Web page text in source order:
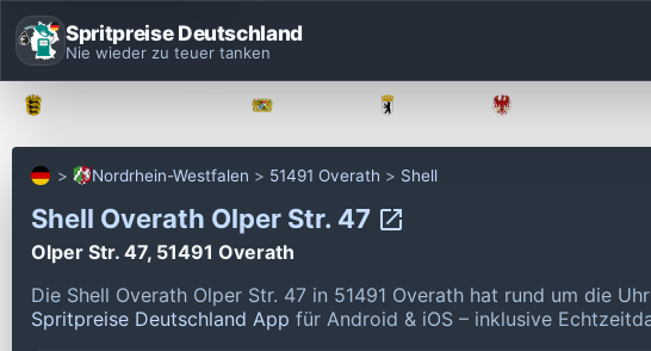
Spritpreise Deutschland
Nie wieder zu teuer tanken
Nordrhein-Westfalen 51491 Overath Shell
Shell Overath Olper Str. 47
Olper Str. 47, 51491 Overath
Die Shell Overath Olper Str. 47 in 51491 Overath hat rund um die
Spritpreise Deutschland App für Android & iOS – inklusive